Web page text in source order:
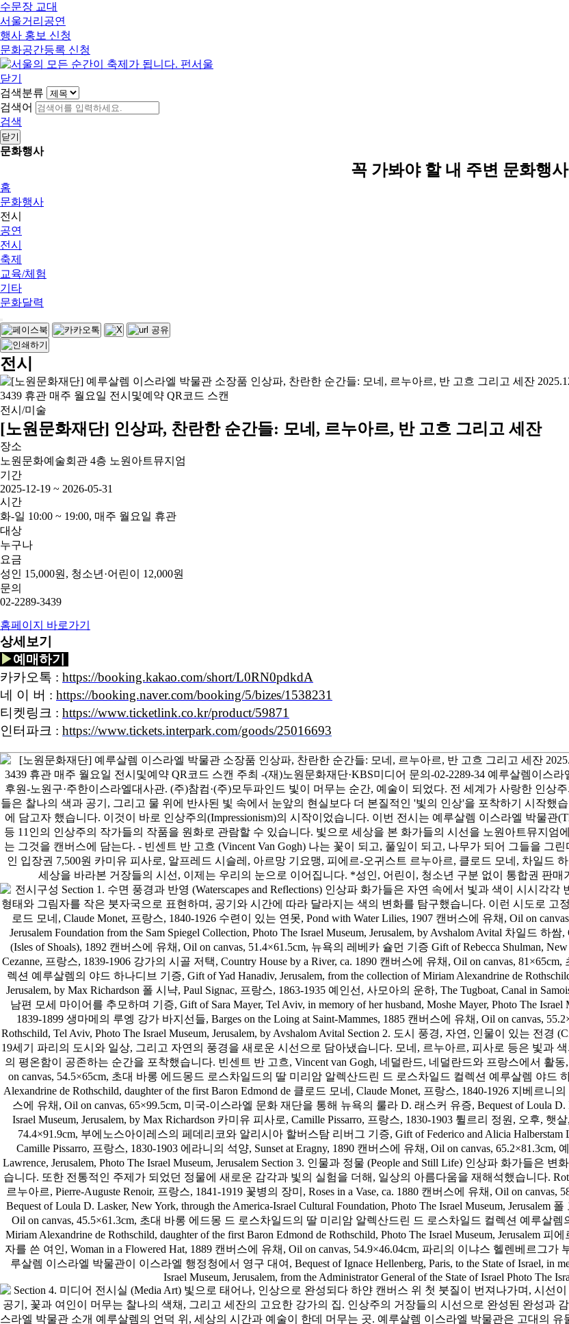
수문장 교대
서울거리공연
행사 홍보 신청
문화공간등록 신청
닫기
검색분류
검색어
검색
닫기
문화행사
꼭 가봐야 할 내 주변 문화행사
홈
문화행사
전시
공연
전시
축제
교육/체험
기타
문화달력
전시
전시/미술
[노원문화재단] 인상파, 찬란한 순간들: 모네, 르누아르, 반 고흐 그리고 세잔
장소
노원문화예술회관 4층 노원아트뮤지엄
기간
2025-12-19 ~ 2026-05-31
시간
화-일 10:00 ~ 19:00, 매주 월요일 휴관
대상
누구나
요금
성인 15,000원, 청소년·어린이 12,000원
문의
02-2289-3439
홈페이지 바로가기
상세보기
▶예매하기
카카오톡 : https://booking.kakao.com/short/L0RN0pdkdA
네 이 버 : https://booking.naver.com/booking/5/bizes/1538231
티켓링크 : https://www.ticketlink.co.kr/product/59871
인터파크 : https://www.tickets.interpark.com/goods/25016693